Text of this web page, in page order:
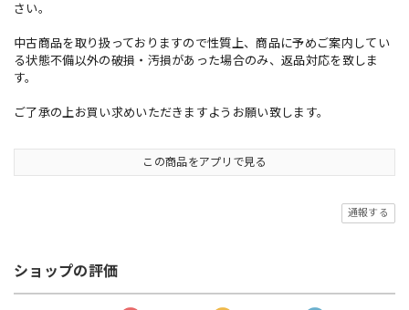
さい。
中古商品を取り扱っておりますので性質上、商品に予めご案内してい
る状態不備以外の破損・汚損があった場合のみ、返品対応を致しま
す。
ご了承の上お買い求めいただきますようお願い致します。
この商品をアプリで見る
通報する
ショップの評価